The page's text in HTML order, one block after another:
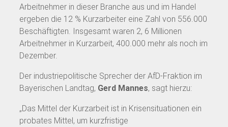
Arbeitnehmer in dieser Branche aus und im Handel
ergeben die 12 % Kurzarbeiter eine Zahl von 556.000
Beschäftigten. Insgesamt waren 2, 6 Millionen
Arbeitnehmer in Kurzarbeit, 400.000 mehr als noch im
Dezember.
Der industriepolitische Sprecher der AfD-Fraktion im
Bayerischen Landtag, Gerd Mannes, sagt hierzu:
„Das Mittel der Kurzarbeit ist in Krisensituationen ein
probates Mittel, um kurzfristige